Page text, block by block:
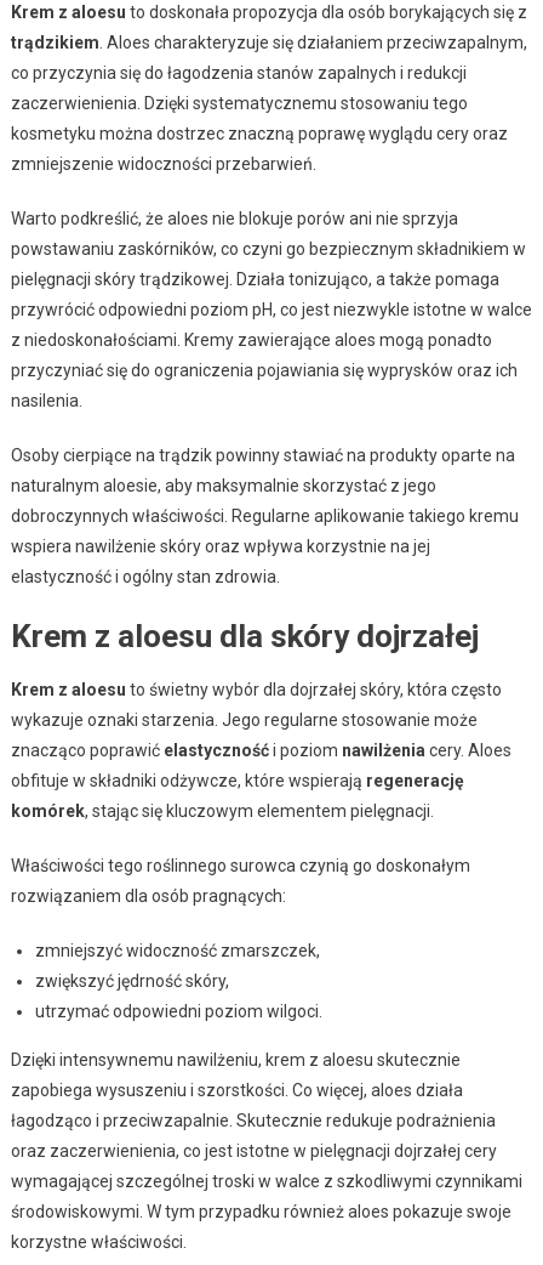
Krem z aloesu to doskonała propozycja dla osób borykających się z
trądzikiem . Aloes charakteryzuje się działaniem przeciwzapalnym,
co przyczynia się do łagodzenia stanów zapalnych i redukcji
zaczerwienienia. Dzięki systematycznemu stosowaniu tego
kosmetyku można dostrzec znaczną poprawę wyglądu cery oraz
zmniejszenie widoczności przebarwień.
Warto podkreślić, że aloes nie blokuje porów ani nie sprzyja
powstawaniu zaskórników, co czyni go bezpiecznym składnikiem w
pielęgnacji skóry trądzikowej. Działa tonizująco, a także pomaga
przywrócić odpowiedni poziom pH, co jest niezwykle istotne w walce
z niedoskonałościami. Kremy zawierające aloes mogą ponadto
przyczyniać się do ograniczenia pojawiania się wyprysków oraz ich
nasilenia.
Osoby cierpiące na trądzik powinny stawiać na produkty oparte na
naturalnym aloesie, aby maksymalnie skorzystać z jego
dobroczynnych właściwości. Regularne aplikowanie takiego kremu
wspiera nawilżenie skóry oraz wpływa korzystnie na jej
elastyczność i ogólny stan zdrowia.
Krem z aloesu dla skóry dojrzałej
Krem z aloesu to świetny wybór dla dojrzałej skóry, która często
wykazuje oznaki starzenia. Jego regularne stosowanie może
znacząco poprawić elastycznośći poziom nawilżenia cery. Aloes
obfituje w składniki odżywcze, które wspierają regenerację
komórek, stając się kluczowym elementem pielęgnacji.
Właściwości tego roślinnego surowca czynią go doskonałym
rozwiązaniem dla osób pragnących:
zmniejszyć widoczność zmarszczek,
zwiększyć jędrność skóry,
utrzymać odpowiedni poziom wilgoci.
Dzięki intensywnemu nawilżeniu, krem z aloesu skutecznie
zapobiega wysuszeniu i szorstkości. Co więcej, aloes działa
łagodząco i przeciwzapalnie. Skutecznie redukuje podrażnienia
oraz zaczerwienienia, co jest istotne w pielęgnacji dojrzałej cery
wymagającej szczególnej troski w walce z szkodliwymi czynnikami
środowiskowymi. W tym przypadku również aloes pokazuje swoje
korzystne właściwości.